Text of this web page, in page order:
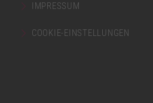
IMPRESSUM
COOKIE-EINSTELLUNGEN